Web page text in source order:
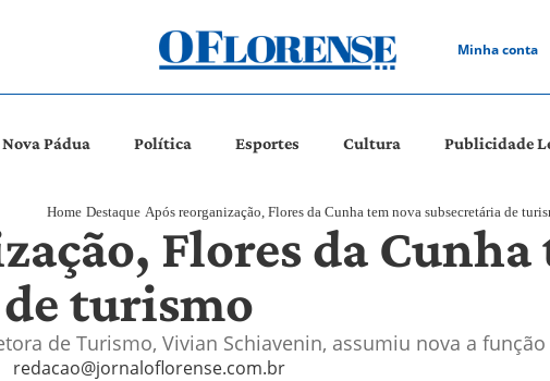
Minha conta
Nova Pádua Política Esportes Cultura Publicidade
Home Destaque Após reorganização, Flores da Cunha tem nova subsecretária de
Flores da Cunha
turismo
de Turismo, Vivian Schiavenin, assumiu nova a função
redacao@jornaloflorense.com.br